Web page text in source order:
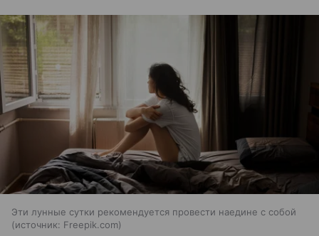
Эти лунные сутки рекомендуется провести наедине с собой
источник: Freepik.com